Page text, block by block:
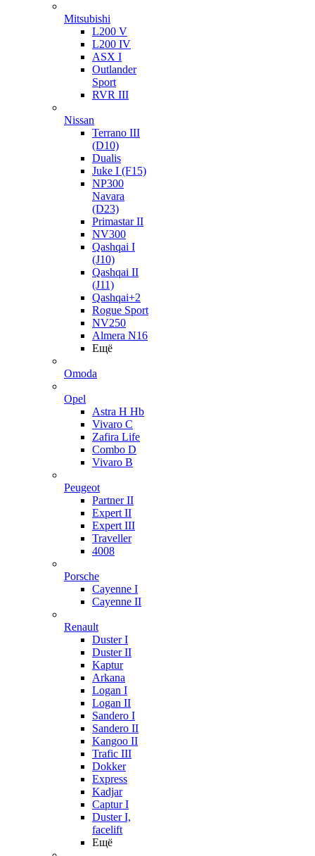
Mitsubishi
L200 V
L200 IV
ASX I
Outlander
Sport
RVR III
Nissan
Terrano III
(D10)
Dualis
Juke I (F15)
NP300
Navara
(D23)
Primastar II
NV300
Qashqai I
(J10)
Qashqai II
(J11)
Qashqai+2
Rogue Sport
NV250
Almera N16
Ещё
Omoda
Opel
Astra H Hb
Vivaro C
Zafira Life
Combo D
Vivaro B
Peugeot
Partner II
Expert II
Expert III
Traveller
4008
Porsche
Cayenne I
Cayenne II
Renault
Duster I
Duster II
Kaptur
Arkana
Logan I
Logan II
Sandero I
Sandero II
Kangoo II
Trafic III
Dokker
Express
Kadjar
Captur I
Duster I,
facelift
Ещё